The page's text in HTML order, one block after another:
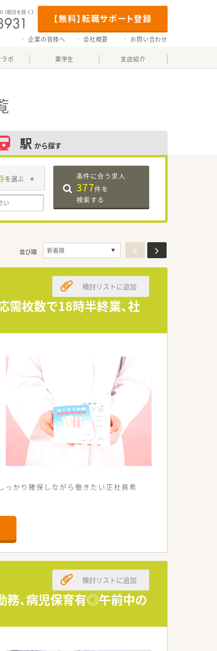
【無料】転職サポート登録
（祝日を除く）
企業の皆様へ 会社概要 お問い合わせ
ボ 薬学生 支店紹介
駅 から探す
を選ぶ 条件に合う求人
377件を
検索する
並び順
需枚数で18時半終業、社
検討リストに追加
っかり確保しながら働きたい正社員希
。
求めています。
、病児保育有◎午前中の
検討リストに追加